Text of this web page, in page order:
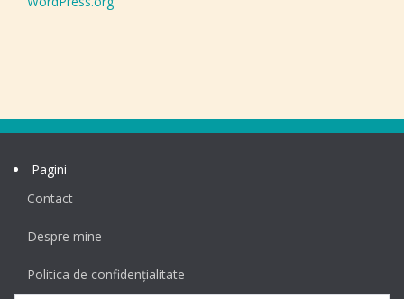
Pagini
Contact
Despre mine
Politica de confidențialitate